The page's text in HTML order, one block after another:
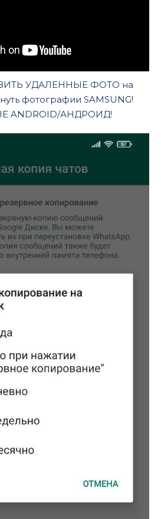
УДАЛЕННЫЕ ФОТО на
фотографии SAMSUNG!
ANDROID/АНДРОИД!